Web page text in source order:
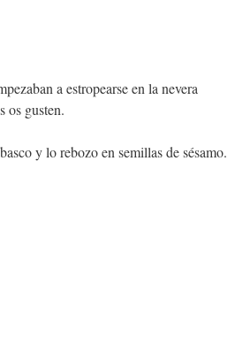
a estropearse en la nevera
os gusten.
y lo rebozo en semillas de sésamo.